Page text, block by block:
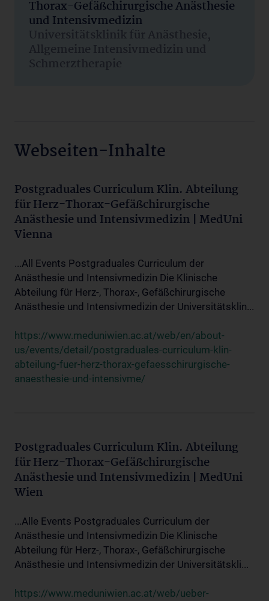
Thorax-Gefäßchirurgische Anästhesie
und Intensivmedizin
Universitätsklinik für Anästhesie,
Allgemeine Intensivmedizin und
Schmerztherapie
Webseiten-Inhalte
Postgraduales Curriculum Klin. Abteilung
für Herz-Thorax-Gefäßchirurgische
Anästhesie und Intensivmedizin | MedUni
Vienna
...All Events Postgraduales Curriculum der
Anästhesie und Intensivmedizin Die Klinische
Abteilung für Herz-, Thorax-, Gefäßchirurgische
Anästhesie und Intensivmedizin der Universitätsklin...
https://www.meduniwien.ac.at/web/en/about-
us/events/detail/postgraduales-curriculum-klin-
abteilung-fuer-herz-thorax-gefaesschirurgische-
anaesthesie-und-intensivme/
Postgraduales Curriculum Klin. Abteilung
für Herz-Thorax-Gefäßchirurgische
Anästhesie und Intensivmedizin | MedUni
Wien
...Alle Events Postgraduales Curriculum der
Anästhesie und Intensivmedizin Die Klinische
Abteilung für Herz-, Thorax-, Gefäßchirurgische
Anästhesie und Intensivmedizin der Universitätskli...
https://www.meduniwien.ac.at/web/ueber-